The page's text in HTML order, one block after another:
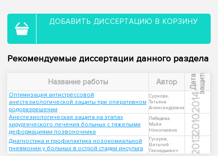
ДОБАВИТЬ ДИССЕРТАЦИЮ В КОРЗИНУ
Рекомендуемые диссертации данного раздела
Название работы Автор Д
а
т
а
з
а
щ
и
т ы
Оптимизация антистрессовой
анестезиологической защиты при оперативном
родоразрешении
Суркова,
Татьяна
Александровна
2014
Анестезиологическая защита на этапах
хирургического лечения больных с тяжелыми
деформациями позвоночника
Лебедева,
Майя
Николаевна
2010
Диагностика и профилактика нозокомиальной
пневмонии у больных в острой стадии инсульта
Гусаров,
Виталий
Геннадьевич
2013